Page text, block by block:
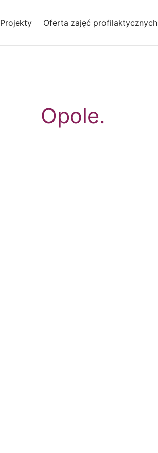
Projekty Oferta zajęć profilaktycznych
Opole.